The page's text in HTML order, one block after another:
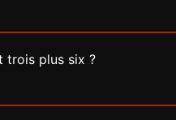
trois plus six ?